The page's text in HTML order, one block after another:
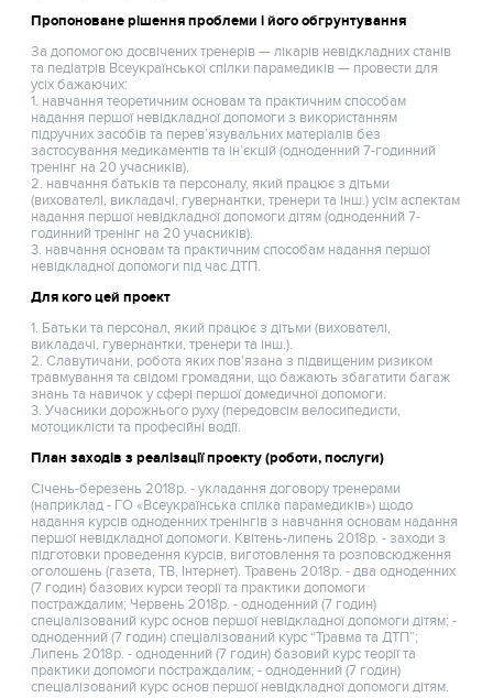
Пропоноване рішення проблеми і його обгрунтування
За допомогою досвічених тренерів — лікарів невідкладних станів
та педіатрів Всеукраїнської спілки парамедиків — провести для
усіх бажаючих:
1. навчання теоретичним основам та практичним способам
надання першої невідкладної допомоги з використанням
підручних засобів та перев’язувальних матеріалів без
застосування медикаментів та ін’єкцій (одноденний 7-годинний
тренінг на 20 учасників).
2. навчання батьків та персоналу, який працює з дітьми
(вихователі, викладачі, гувернантки, тренери та інш.) усім аспектам
надання першої невідкладної допомоги дітям (одноденний 7-
годинний тренінг на 20 учасників).
3. навчання основам та практичним способам надання першої
невідкладної допомоги під час ДТП.
Для кого цей проект
1. Батьки та персонал, який працює з дітьми (вихователі,
викладачі, гувернантки, тренери та інш.).
2. Славутичани, робота яких пов'язана з підвищеним ризиком
травмування та свідомі громадяни, що бажають збагатити багаж
знань та навичок у сфері першої домедичної допомоги.
3. Учасники дорожнього руху (передовсім велосипедисти,
мотоциклісти та професійні водії.
План заходів з реалізації проекту (роботи, послуги)
Січень-березень 2018р. - укладання договору тренерами
(наприклад - ГО «Всеукраїнська спілка парамедиків») щодо
надання курсів одноденних тренінгів з навчання основам надання
першої невідкладної допомоги. Квітень-липень 2018р. - заходи з
підготовки проведення курсів, виготовлення та розповсюдження
оголошень (газета, ТВ, Інтернет). Травень 2018р. - два одноденних
(7 годин) базових курси теорії та практики допомоги
постраждалим; Червень 2018р. - одноденний (7 годин)
спеціалізований курс основ першої невідкладної допомоги дітям; -
одноденний (7 годин) спеціалізований курс “Травма та ДТП”;
Липень 2018р. - одноденний (7 годин) базовий курс теорії та
практики допомоги постраждалим; - одноденний (7 годин)
спеціалізований курс основ першої невідкладної допомоги дітям.